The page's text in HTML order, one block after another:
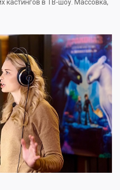
кастингов в ТВ-шоу. Массовка,